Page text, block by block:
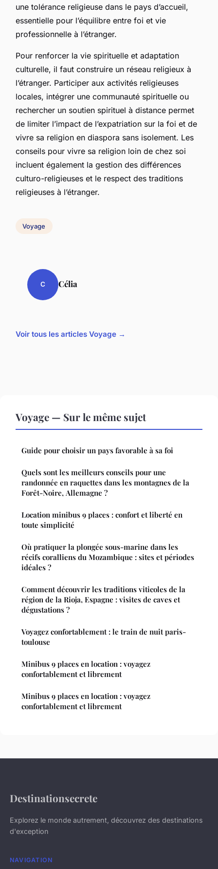
une tolérance religieuse dans le pays d’accueil,
essentielle pour l’équilibre entre foi et vie
professionnelle à l’étranger.
Pour renforcer la vie spirituelle et adaptation
culturelle, il faut construire un réseau religieux à
l’étranger. Participer aux activités religieuses
locales, intégrer une communauté spirituelle ou
rechercher un soutien spirituel à distance permet
de limiter l’impact de l’expatriation sur la foi et de
vivre sa religion en diaspora sans isolement. Les
conseils pour vivre sa religion loin de chez soi
incluent également la gestion des différences
culturo-religieuses et le respect des traditions
religieuses à l’étranger.
Voyage
C Célia
Voir tous les articles Voyage →
Voyage — Sur le même sujet
Guide pour choisir un pays favorable à sa foi
Quels sont les meilleurs conseils pour une
randonnée en raquettes dans les montagnes de la
Forêt-Noire, Allemagne ?
Location minibus 9 places : confort et liberté en
toute simplicité
Où pratiquer la plongée sous-marine dans les
récifs coralliens du Mozambique : sites et périodes
idéales ?
Comment découvrir les traditions viticoles de la
région de la Rioja, Espagne : visites de caves et
dégustations ?
Voyagez confortablement : le train de nuit paris-
toulouse
Minibus 9 places en location : voyagez
confortablement et librement
Minibus 9 places en location : voyagez
confortablement et librement
Destinationsecrete
Explorez le monde autrement, découvrez des destinations
d'exception
NAVIGATION